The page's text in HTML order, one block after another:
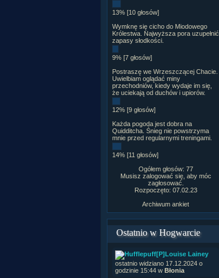
13% [10 głosów]
Wymknę się cicho do Miodowego
Królestwa. Najwyższa pora uzupełnić
zapasy słodkości.
9% [7 głosów]
Postraszę we Wrzeszczącej Chacie.
Uwielbiam oglądać miny
przechodniów, kiedy wydaje im się,
że uciekają od duchów i upiorów.
12% [9 głosów]
Każda pogoda jest dobra na
Quidditcha. Śnieg nie powstrzyma
mnie przed regularnymi treningami.
14% [11 głosów]
Ogółem głosów: 77
Musisz zalogować się, aby móc
zagłosować.
Rozpoczęto: 07.02.23
Archiwum ankiet
Ostatnio w Hogwarcie
[P]Louise Lainey
ostatnio widziano 17.12.2024 o
godzinie 15:44 w Błonia